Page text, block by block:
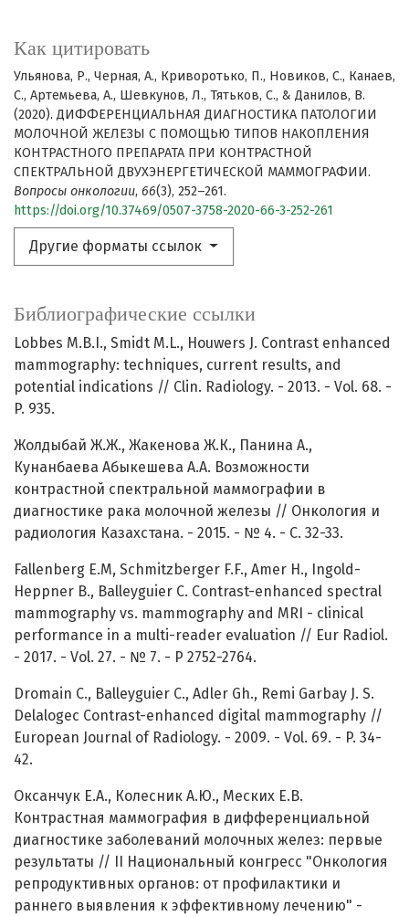
Как цитировать
Ульянова, Р., Черная, А., Криворотько, П., Новиков, С., Канаев,
С., Артемьева, А., Шевкунов, Л., Тятьков, С., & Данилов, В.
(2020). ДИФФЕРЕНЦИАЛЬНАЯ ДИАГНОСТИКА ПАТОЛОГИИ
МОЛОЧНОЙ ЖЕЛЕЗЫ С ПОМОЩЬЮ ТИПОВ НАКОПЛЕНИЯ
КОНТРАСТНОГО ПРЕПАРАТА ПРИ КОНТРАСТНОЙ
СПЕКТРАЛЬНОЙ ДВУХЭНЕРГЕТИЧЕСКОЙ МАММОГРАФИИ.
Вопросы онкологии, 66(3), 252–261.
https://doi.org/10.37469/0507-3758-2020-66-3-252-261
Другие форматы ссылок
Библиографические ссылки
Lobbes M.B.I., Smidt M.L., Houwers J. Contrast enhanced
mammography: techniques, current results, and
potential indications // Clin. Radiology. - 2013. - Vol. 68. -
P. 935.
Жолдыбай Ж.Ж., Жакенова Ж.К., Панина А.,
Кунанбаева Абыкешева А.А. Возможности
контрастной спектральной маммографии в
диагностике рака молочной железы // Онкология и
радиология Казахстана. - 2015. - № 4. - С. 32-33.
Fallenberg E.M, Schmitzberger F.F., Amer H., Ingold-
Heppner B., Balleyguier C. Contrast-enhanced spectral
mammography vs. mammography and MRI - clinical
performance in a multi-reader evaluation // Eur Radiol.
- 2017. - Vol. 27. - № 7. - P 2752-2764.
Dromain C., Balleyguier C., Adler Gh., Remi Garbay J. S.
Delalogec Contrast-enhanced digital mammography //
European Journal of Radiology. - 2009. - Vol. 69. - P. 34-
42.
Оксанчук Е.А., Колесник А.Ю., Меских Е.В.
Контрастная маммография в дифференциальной
диагностике заболеваний молочных желез: первые
результаты // II Национальный конгресс "Онкология
репродуктивных органов: от профилактики и
раннего выявления к эффективному лечению" -